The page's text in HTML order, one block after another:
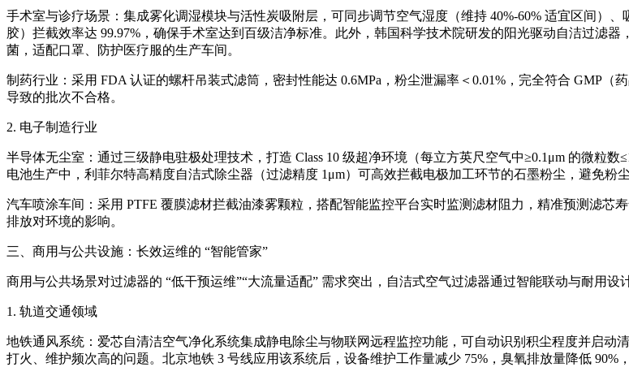
手术室与诊疗场景：集成雾化调湿模块与活性炭吸附层，可同步调节空气湿度（维持 40%-60% 适宜区间）
胶）拦截效率达 99.97%，确保手术室达到百级洁净标准。此外，韩国科学技术院研发的阳光驱动自洁过滤器
菌，适配口罩、防护医疗服的生产车间。
制药行业：采用 FDA 认证的螺杆吊装式滤筒，密封性能达 0.6MPa，粉尘泄漏率＜0.01%，完全符合 GMP
导致的批次不合格。
2. 电子制造行业
半导体无尘室：通过三级静电驻极处理技术，打造 Class 10 级超净环境（每立方英尺空气中≥0.1μm 的微粒
电池生产中，利菲尔特高精度自洁式除尘器（过滤精度 1μm）可高效拦截电极加工环节的石墨粉尘，避免粉
汽车喷涂车间：采用 PTFE 覆膜滤材拦截油漆雾颗粒，搭配智能监控平台实时监测滤材阻力，精准预测滤芯
排放对环境的影响。
三、商用与公共设施：长效运维的 “智能管家”
商用与公共场景对过滤器的 “低干预运维”“大流量适配” 需求突出，自洁式空气过滤器通过智能联动与耐用设
1. 轨道交通领域
地铁通风系统：爱芯自清洁空气净化系统集成静电除尘与物联网远程监控功能，可自动识别积尘程度并启动
打火、维护频次高的问题。北京地铁 3 号线应用该系统后，设备维护工作量减少 75%，臭氧排放量降低 90%